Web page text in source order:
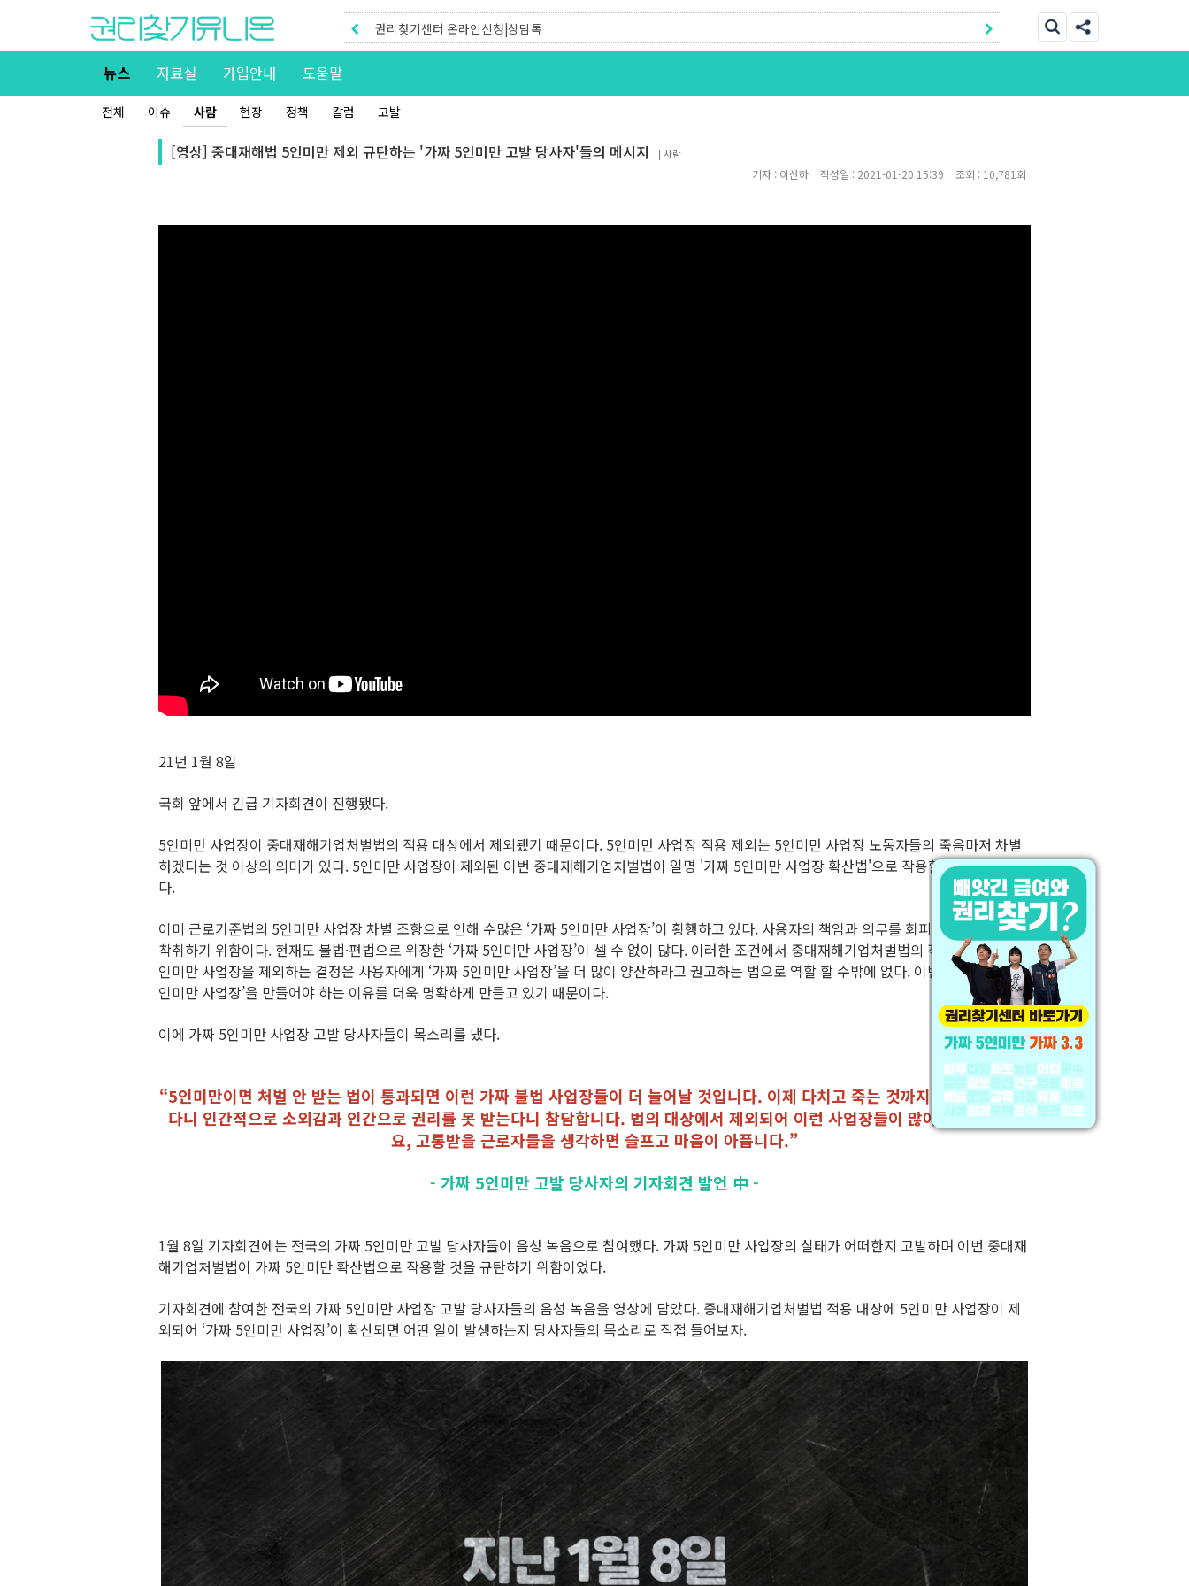
권리찾기유니온 조합원|후원안내
뉴스 자료실 가입안내 도움말
전체 이슈 사람 현장 정책 칼럼 고발
[영상] 중대재해법 5인미만 제외 규탄하는 '가짜 5인미만 고발 당사자'들의 메시지 |사람
기자 : 이산하 작성일 : 2021-01-20 15:39 조회 : 10,781회
21년 1월 8일
국회 앞에서 긴급 기자회견이 진행됐다.
5인미만 사업장이 중대재해기업처벌법의 적용 대상에서 제외됐기 때문이다. 5인미만 사업장 적용 제외는 5인미만 사업장 노동자들의 죽음마저 차별
하겠다는 것 이상의 의미가 있다. 5인미만 사업장이 제외된 이번 중대재해기업처벌법이 일명 '가짜 5인미만 사업장 확산법'으로 작용할 것이기 때문이
다.
이미 근로기준법의 5인미만 사업장 차별 조항으로 인해 수많은 ‘가짜 5인미만 사업장’이 횡행하고 있다. 사용자의 책임과 의무를 회피하여 노동자를
착취하기 위함이다. 현재도 불법·편법으로 위장한 ‘가짜 5인미만 사업장’이 셀 수 없이 많다. 이러한 조건에서 중대재해기업처벌법의 적용 대상에서 5
인미만 사업장을 제외하는 결정은 사용자에게 ‘가짜 5인미만 사업장’을 더 많이 양산하라고 권고하는 법으로 역할 할 수밖에 없다. 이번 법안이 ‘가짜 5
인미만 사업장’을 만들어야 하는 이유를 더욱 명확하게 만들고 있기 때문이다.
이에 가짜 5인미만 사업장 고발 당사자들이 목소리를 냈다.
“5인미만이면 처벌 안 받는 법이 통과되면 이런 가짜 불법 사업장들이 더 늘어날 것입니다. 이제 다치고 죽는 것까지 차별받아야 한
다니 인간적으로 소외감과 인간으로 권리를 못 받는다니 참담합니다. 법의 대상에서 제외되어 이런 사업장들이 많아지게 될 텐데
요, 고통받을 근로자들을 생각하면 슬프고 마음이 아픕니다.”
- 가짜 5인미만 고발 당사자의 기자회견 발언 中 -
1월 8일 기자회견에는 전국의 가짜 5인미만 고발 당사자들이 음성 녹음으로 참여했다. 가짜 5인미만 사업장의 실태가 어떠한지 고발하며 이번 중대재
해기업처벌법이 가짜 5인미만 확산법으로 작용할 것을 규탄하기 위함이었다.
기자회견에 참여한 전국의 가짜 5인미만 사업장 고발 당사자들의 음성 녹음을 영상에 담았다. 중대재해기업처벌법 적용 대상에 5인미만 사업장이 제
외되어 ‘가짜 5인미만 사업장’이 확산되면 어떤 일이 발생하는지 당사자들의 목소리로 직접 들어보자.